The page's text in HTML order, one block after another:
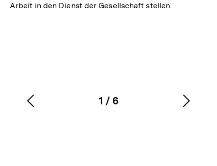
Arbeit in den Dienst der Gesellschaft stellen.
Karussellinhalt
1
von
/ 6
Vorherigen